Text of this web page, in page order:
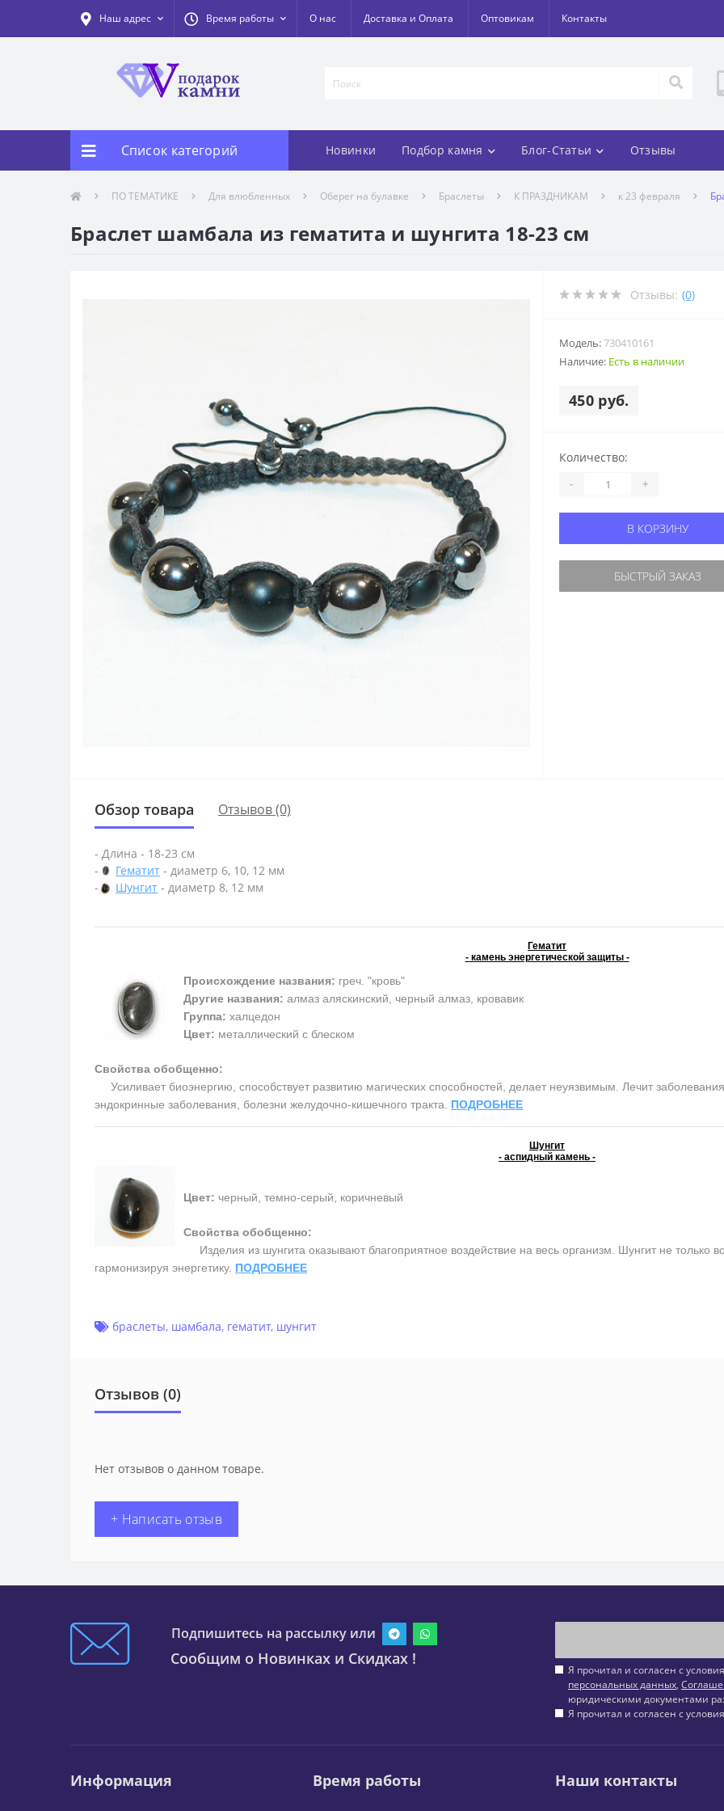
Наш адрес Время работы О нас Доставка и Оплата Оптовикам Контакты
Список категорий Новинки Подбор камня Блог-Статьи Отзывы
ПО ТЕМАТИКЕ Для влюбленных Оберег на булавке Браслеты К ПРАЗДНИКАМ к 23 февраля
Браслет шамбала из гематита и шунгита 18-23 см
Отзывы: (0)
Модель:730410161
Наличие: Есть в наличии
450 руб.
Количество:
- +
В КОРЗИНУ
БЫСТРЫЙ ЗАКАЗ
Обзор товара Отзывов (0)
- Длина - 18-23 см
-
Гематит - диаметр 6, 10, 12 мм
-
Шунгит - диаметр 8, 12 мм
Гематит
- камень энергетической защиты -
Происхождение названия: греч. "кровь"
Другие названия: алмаз аляскинский, черный алмаз, кровавик
Группа: халцедон
Цвет: металлический с блеском
Свойства обобщенно:
Усиливает биоэнергию, способствует развитию магических способностей, делает неуязвимым. Лечит
эндокринные заболевания, болезни желудочно-кишечного тракта. ПОДРОБНЕЕ
Шунгит
- аспидный камень -
Цвет: черный, темно-серый, коричневый
Свойства обобщенно:
Изделия из шунгита оказывают благоприятное воздействие на весь организм. Шунгит не только
гармонизируя энергетику. ПОДРОБНЕЕ
браслеты, шамбала, гематит, шунгит
Отзывов (0)
Нет отзывов о данном товаре.
+ Написать отзыв
Подпишитесь на рассылку или
Сообщим о Новинках и Скидках !
Я прочитал и согласен с
персональных данных,
юридическими документами
Я прочитал и согласен с
Информация Время работы Наши контакты